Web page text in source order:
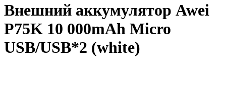
Внешний аккумулятор Awei
P75K 10 000mAh Micro
USB/USB*2 (white)